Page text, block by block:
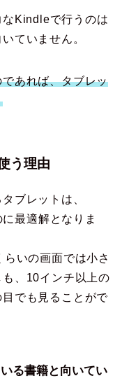
Kindleで行うのは
ていません。
あれば、タブレッ
う理由
ブレットは、
最適解となりま
いの画面では小さ
、10インチ以上の
でも見ることがで
る書籍と向いてい